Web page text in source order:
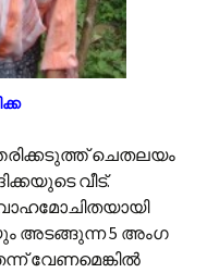
ചെതലയം
വീട്.
അടങ്ങുന്ന 5 അംഗ
വേണമെങ്കില്‍